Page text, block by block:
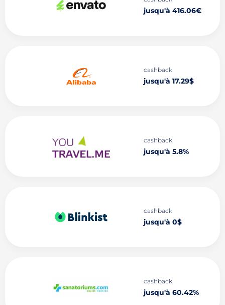
jusqu'à 416.06€
cashback
jusqu'à 17.29$
cashback
jusqu'à 5.8%
cashback
jusqu'à 0$
cashback
jusqu'à 60.42%